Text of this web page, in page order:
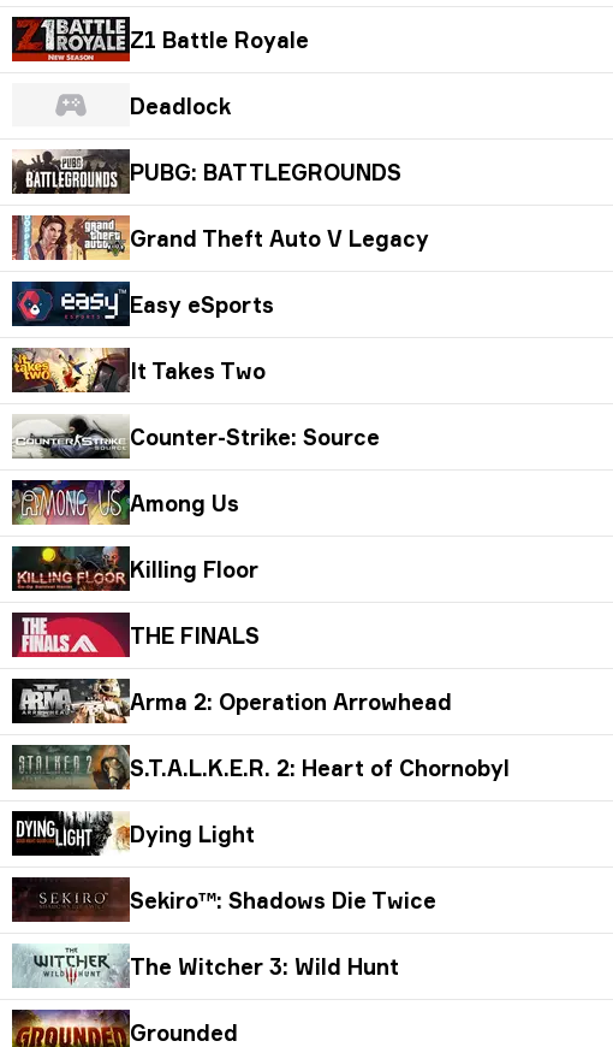
Z1 Battle Royale
Deadlock
PUBG: BATTLEGROUNDS
Grand Theft Auto V Legacy
Easy eSports
It Takes Two
Counter-Strike: Source
Among Us
Killing Floor
THE FINALS
Arma 2: Operation Arrowhead
S.T.A.L.K.E.R. 2: Heart of Chornobyl
Dying Light
Sekiro™: Shadows Die Twice
The Witcher 3: Wild Hunt
Grounded